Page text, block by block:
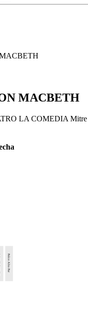
MACBETH
LA COMEDIA Mitre
Palco Alto Par